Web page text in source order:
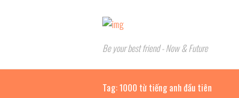
Be your best friend - Now & Future
Tag: 1000 từ tiếng anh đầu tiên